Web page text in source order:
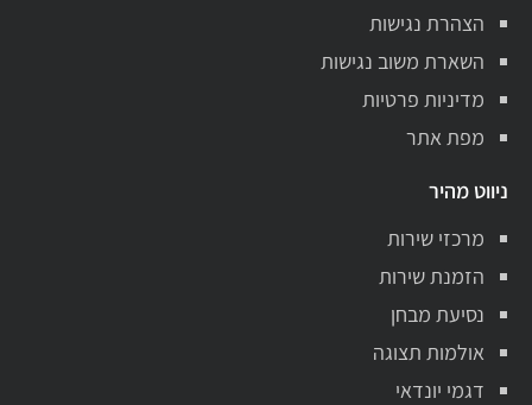
הצהרת נגישות
השארת משוב נגישות
מדיניות פרטיות
מפת אתר
ניווט מהיר
מרכזי שירות
הזמנת שירות
נסיעת מבחן
אולמות תצוגה
דגמי יונדאי